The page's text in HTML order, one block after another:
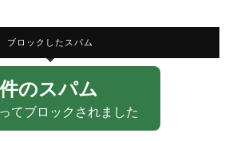
ブロックしたスパム
のスパム
てブロックされました